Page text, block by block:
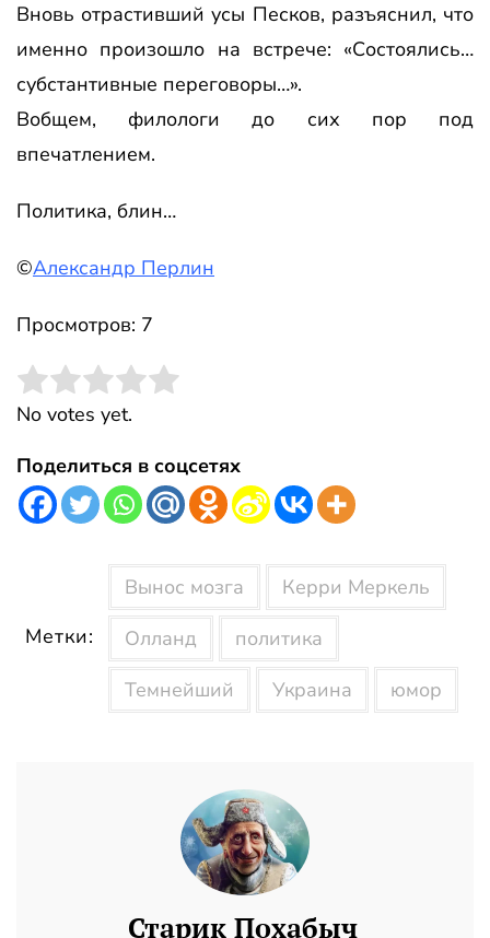
Вновь отрастивший усы Песков, разъяснил, что
именно произошло на встрече: «Состоялись…
субстантивные переговоры…».
Вобщем, филологи до сих пор под
впечатлением.
Политика, блин…
©Александр Перлин
Просмотров: 7
Rate this item:
Submit Rating
No votes yet.
Поделиться в соцсетях
Метки:
Вынос мозга
Керри Меркель
Олланд
политика
Темнейший
Украина юмор
Старик Похабыч